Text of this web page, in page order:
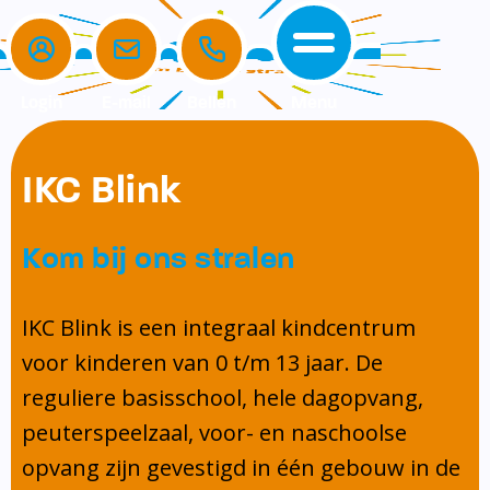
home
de school
missie en kernwaarden
schoolgids
beleid
schooltijden
kalender
de opvang
de opvang
openingstijden
voor ouders
voor ouders
aanmelden nieuwe leerling
ouderbetrokkenheid
ouderbijdrage
medezeggenschapsraad (MR)
klachtenregeling
Contact
Login Bellen
IKC Blink
Kom bij ons stralen
IKC Blink is een integraal kindcentrum
voor kinderen van 0 t/m 13 jaar. De
reguliere basisschool, hele dagopvang,
peuterspeelzaal, voor- en naschoolse
opvang zijn gevestigd in één gebouw in de